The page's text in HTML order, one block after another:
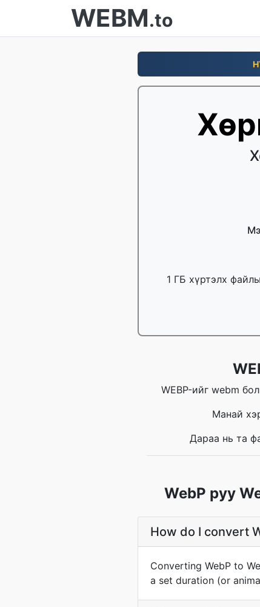
WEBM.to
1 ГБ хүртэлх
WEBP-ийг webm
Манай
Дараа нь та
WebP руу
How do I convert
Converting WebP to
a set duration (or